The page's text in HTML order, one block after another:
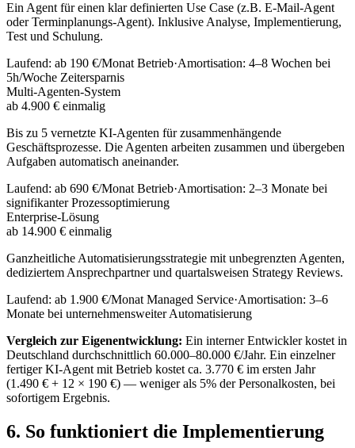
Ein Agent für einen klar definierten Use Case (z.B. E-Mail-Agent
oder Terminplanungs-Agent). Inklusive Analyse, Implementierung,
Test und Schulung.
Laufend: ab 190 €/Monat Betrieb·Amortisation: 4–8 Wochen bei
5h/Woche Zeitersparnis
Multi-Agenten-System
ab 4.900 € einmalig
Bis zu 5 vernetzte KI-Agenten für zusammenhängende
Geschäftsprozesse. Die Agenten arbeiten zusammen und übergeben
Aufgaben automatisch aneinander.
Laufend: ab 690 €/Monat Betrieb·Amortisation: 2–3 Monate bei
signifikanter Prozessoptimierung
Enterprise-Lösung
ab 14.900 € einmalig
Ganzheitliche Automatisierungsstrategie mit unbegrenzten Agenten,
dediziertem Ansprechpartner und quartalsweisen Strategy Reviews.
Laufend: ab 1.900 €/Monat Managed Service·Amortisation: 3–6
Monate bei unternehmensweiter Automatisierung
Vergleich zur Eigenentwicklung: Ein interner Entwickler kostet in
Deutschland durchschnittlich 60.000–80.000 €/Jahr. Ein einzelner
fertiger KI-Agent mit Betrieb kostet ca. 3.770 € im ersten Jahr
(1.490 € + 12 × 190 €) — weniger als 5% der Personalkosten, bei
sofortigem Ergebnis.
6. So funktioniert die Implementierung